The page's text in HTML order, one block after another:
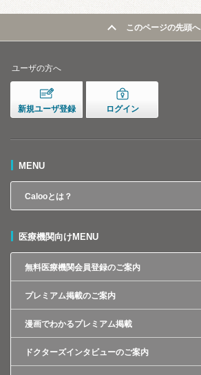
このページの先頭へ
ユーザの方へ
新規ユーザ登録 ログイン
MENU
Calooとは？
医療機関向けMENU
無料医療機関会員登録のご案内
プレミアム掲載のご案内
漫画でわかるプレミアム掲載
ドクターズインタビューのご案内